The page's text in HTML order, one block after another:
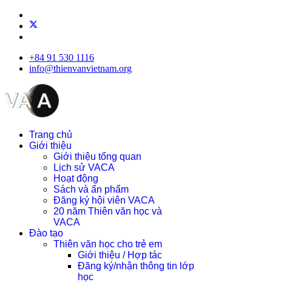
+84 91 530 1116
info@thienvanvietnam.org
Trang chủ
Giới thiệu
Giới thiệu tổng quan
Lịch sử VACA
Hoạt động
Sách và ấn phẩm
Đăng ký hội viên VACA
20 năm Thiên văn học và
VACA
Đào tạo
Thiên văn học cho trẻ em
Giới thiệu / Hợp tác
Đăng ký/nhận thông tin lớp
học